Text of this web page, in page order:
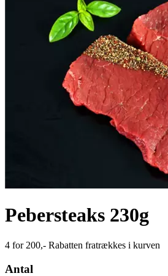
Pebersteaks 230g
4 for 200,- Rabatten fratrækkes i kurven
Antal